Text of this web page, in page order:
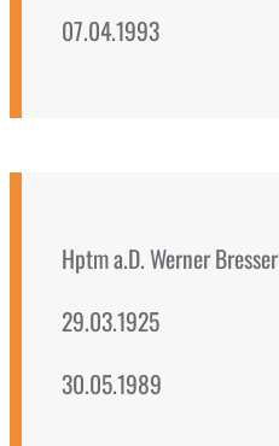
07.04.1993
Hptm a.D. Werner Bresser
29.03.1925
30.05.1989